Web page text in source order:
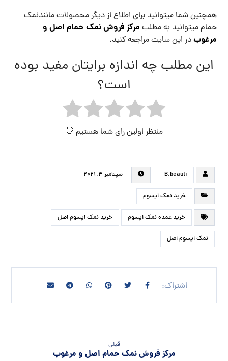
همچنین شما میتوانید برای اطلاع از دیگر محصولات مانندنمک
حمام میتوانید به مطلب مرکز فروش نمک حمام اصل و
مرغوبدر این سایت مراجعه کنید.
این مطلب چه اندازه برایتان مفید بوده
است؟
منتظر اولین رای شما هستیم 👋
B.beauti سپتامبر ۴, ۲۰۲۱
خرید نمک اپسوم
خرید عمده نمک اپسوم خرید نمک اپسوم اصل
نمک اپسوم اصل
قبلی
مرکز فروش نمک حمام اصل و مرغوب